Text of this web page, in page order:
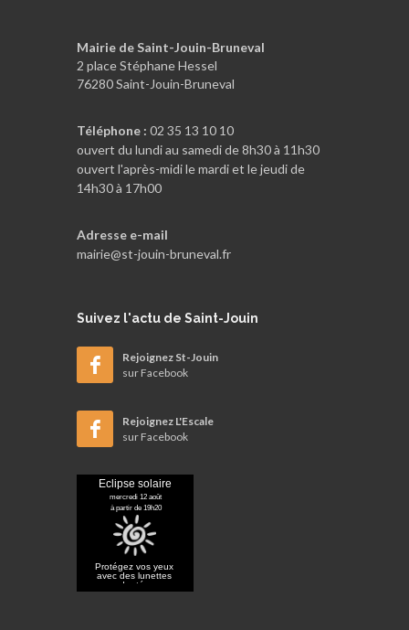
Mairie de Saint-Jouin-Bruneval
2 place Stéphane Hessel
76280 Saint-Jouin-Bruneval
Téléphone : 02 35 13 10 10
ouvert du lundi au samedi de 8h30 à 11h30
ouvert l'après-midi le mardi et le jeudi de
14h30 à 17h00
Adresse e-mail
mairie@st-jouin-bruneval.fr
Suivez l'actu de Saint-Jouin
Rejoignez St-Jouin
sur Facebook
Rejoignez L'Escale
sur Facebook